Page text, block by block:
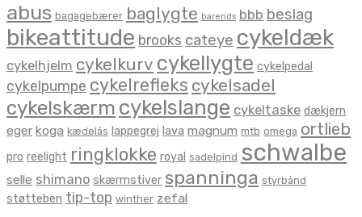
abus bagagebærer baglygte barends bbb beslag
bikeattitude brooks cateye cykeldæk
cykelhjelm cykelkurv cykellygte cykelpedal
cykelpumpe cykelrefleks cykelsadel
cykelskærm cykelslange cykeltaske dækjern
eger koga kædelås lappegrej lava magnum mtb omega ortlieb
pro reelight ringklokke royal sadelpind schwalbe
selle shimano skærmstiver spanninga styrbånd
støtteben tip-top winther zefal